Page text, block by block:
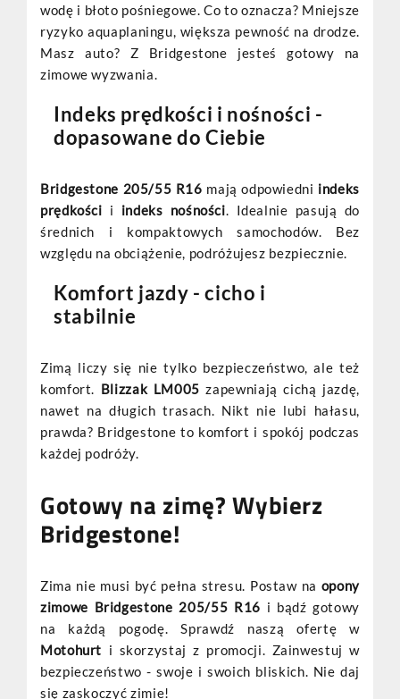
wodę i błoto pośniegowe. Co to oznacza? Mniejsze
ryzyko aquaplaningu, większa pewność na drodze.
Masz auto? Z Bridgestone jesteś gotowy na
zimowe wyzwania.
Indeks prędkości i nośności -
dopasowane do Ciebie
Bridgestone 205/55 R16 mają odpowiedni indeks
prędkości i indeks nośności. Idealnie pasują do
średnich i kompaktowych samochodów. Bez
względu na obciążenie, podróżujesz bezpiecznie.
Komfort jazdy - cicho i
stabilnie
Zimą liczy się nie tylko bezpieczeństwo, ale też
komfort. Blizzak LM005 zapewniają cichą jazdę,
nawet na długich trasach. Nikt nie lubi hałasu,
prawda? Bridgestone to komfort i spokój podczas
każdej podróży.
Gotowy na zimę? Wybierz
Bridgestone!
Zima nie musi być pełna stresu. Postaw na opony
zimowe Bridgestone 205/55 R16 i bądź gotowy
na każdą pogodę. Sprawdź naszą ofertę w
Motohurt i skorzystaj z promocji. Zainwestuj w
bezpieczeństwo - swoje i swoich bliskich. Nie daj
się zaskoczyć zimie!